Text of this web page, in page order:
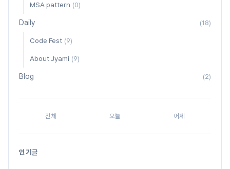
MSA pattern (0)
Daily (18)
Code Fest (9)
About Jyami (9)
Blog (2)
전체 오늘 어제